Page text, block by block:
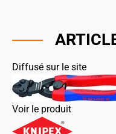
Diffusé sur le site
Voir le produit